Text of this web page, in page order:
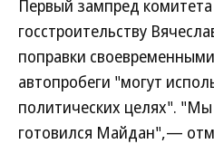
Первый зампред
госстроительству
поправки
автопробеги "могут
политических целях".
готовился Майдан",—